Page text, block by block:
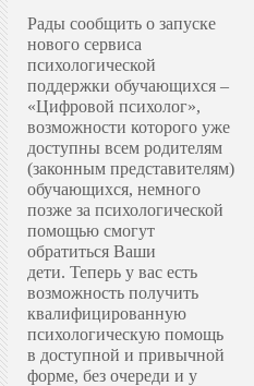
Рады сообщить о запуске
нового сервиса
психологической
поддержки обучающихся –
«Цифровой психолог»,
возможности которого уже
доступны всем родителям
(законным представителям)
обучающихся, немного
позже за психологической
помощью смогут
обратиться Ваши
дети. Теперь у вас есть
возможность получить
квалифицированную
психологическую помощь
в доступной и привычной
форме, без очереди и у